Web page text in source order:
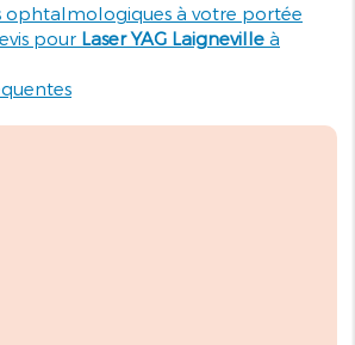
ophtalmologiques à votre portée
pour Laser YAG Laigneville à